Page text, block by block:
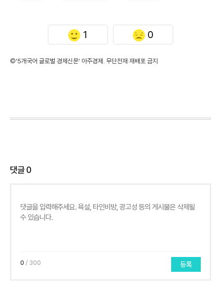
1 0
©'5개국어 글로벌 경제신문' 아주경제. 무단전재·재배포 금지
댓글0
0 / 300 등록